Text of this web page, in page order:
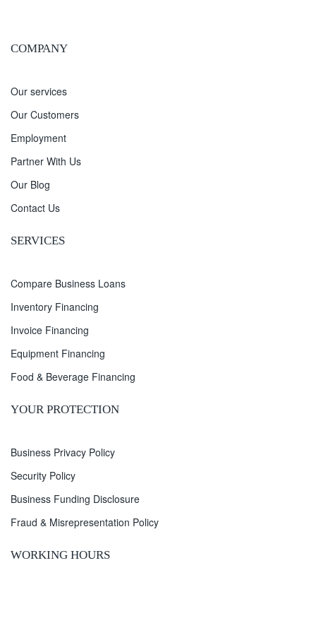
COMPANY
Our services
Our Customers
Employment
Partner With Us
Our Blog
Contact Us
SERVICES
Compare Business Loans
Inventory Financing
Invoice Financing
Equipment Financing
Food & Beverage Financing
YOUR PROTECTION
Business Privacy Policy
Security Policy
Business Funding Disclosure
Fraud & Misrepresentation Policy
WORKING HOURS